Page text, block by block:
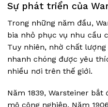
Sự phát triển của
Trong những năm đầu,
bia nhỏ phục vụ nhu cầu
Tuy nhiên, nhờ chất
nhanh chóng được yêu
nhiều nơi trên thế giới.
Năm 1839, Warsteiner
mô công nghiệp. Năm